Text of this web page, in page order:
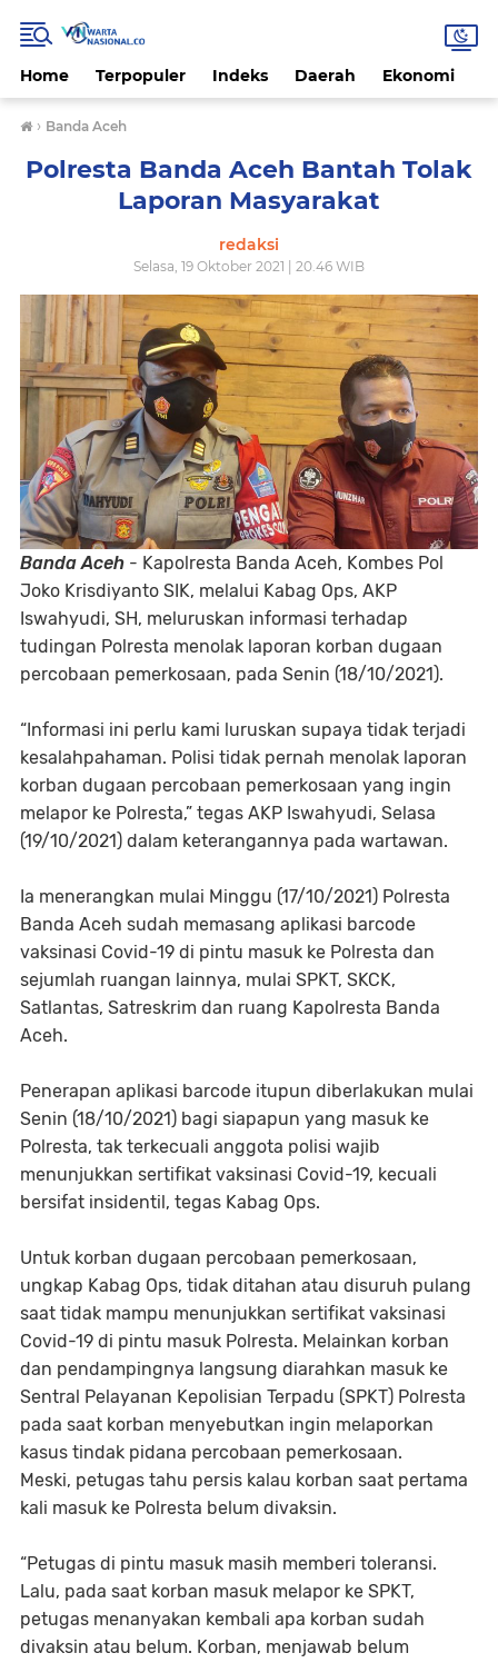
Home Terpopuler Indeks Daerah Ekonomi
› Banda Aceh
Polresta Banda Aceh Bantah Tolak
Laporan Masyarakat
redaksi
Selasa, 19 Oktober 2021 | 20.46 WIB
Banda Aceh - Kapolresta Banda Aceh, Kombes Pol
Joko Krisdiyanto SIK, melalui Kabag Ops, AKP
Iswahyudi, SH, meluruskan informasi terhadap
tudingan Polresta menolak laporan korban dugaan
percobaan pemerkosaan, pada Senin (18/10/2021).
“Informasi ini perlu kami luruskan supaya tidak terjadi
kesalahpahaman. Polisi tidak pernah menolak laporan
korban dugaan percobaan pemerkosaan yang ingin
melapor ke Polresta,” tegas AKP Iswahyudi, Selasa
(19/10/2021) dalam keterangannya pada wartawan.
Ia menerangkan mulai Minggu (17/10/2021) Polresta
Banda Aceh sudah memasang aplikasi barcode
vaksinasi Covid-19 di pintu masuk ke Polresta dan
sejumlah ruangan lainnya, mulai SPKT, SKCK,
Satlantas, Satreskrim dan ruang Kapolresta Banda
Aceh.
Penerapan aplikasi barcode itupun diberlakukan mulai
Senin (18/10/2021) bagi siapapun yang masuk ke
Polresta, tak terkecuali anggota polisi wajib
menunjukkan sertifikat vaksinasi Covid-19, kecuali
bersifat insidentil, tegas Kabag Ops.
Untuk korban dugaan percobaan pemerkosaan,
ungkap Kabag Ops, tidak ditahan atau disuruh pulang
saat tidak mampu menunjukkan sertifikat vaksinasi
Covid-19 di pintu masuk Polresta. Melainkan korban
dan pendampingnya langsung diarahkan masuk ke
Sentral Pelayanan Kepolisian Terpadu (SPKT) Polresta
pada saat korban menyebutkan ingin melaporkan
kasus tindak pidana percobaan pemerkosaan.
Meski, petugas tahu persis kalau korban saat pertama
kali masuk ke Polresta belum divaksin.
“Petugas di pintu masuk masih memberi toleransi.
Lalu, pada saat korban masuk melapor ke SPKT,
petugas menanyakan kembali apa korban sudah
divaksin atau belum. Korban, menjawab belum